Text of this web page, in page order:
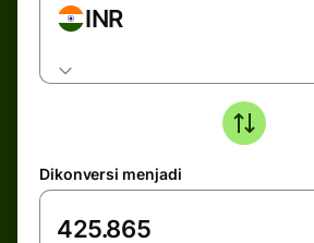
INR
Dikonversi menjadi